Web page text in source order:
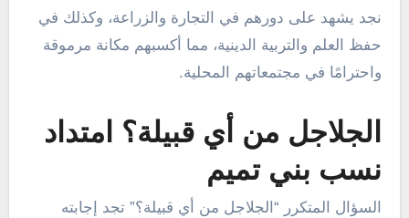
نجد يشهد على دورهم في التجارة والزراعة، وكذلك في
حفظ العلم والتربية الدينية، مما أكسبهم مكانة مرموقة
واحترامًا في مجتمعاتهم المحلية.
الجلاجل من أي قبيلة؟ امتداد
نسب بني تميم
السؤال المتكرر “الجلاجل من أي قبيلة؟” تجد إجابته